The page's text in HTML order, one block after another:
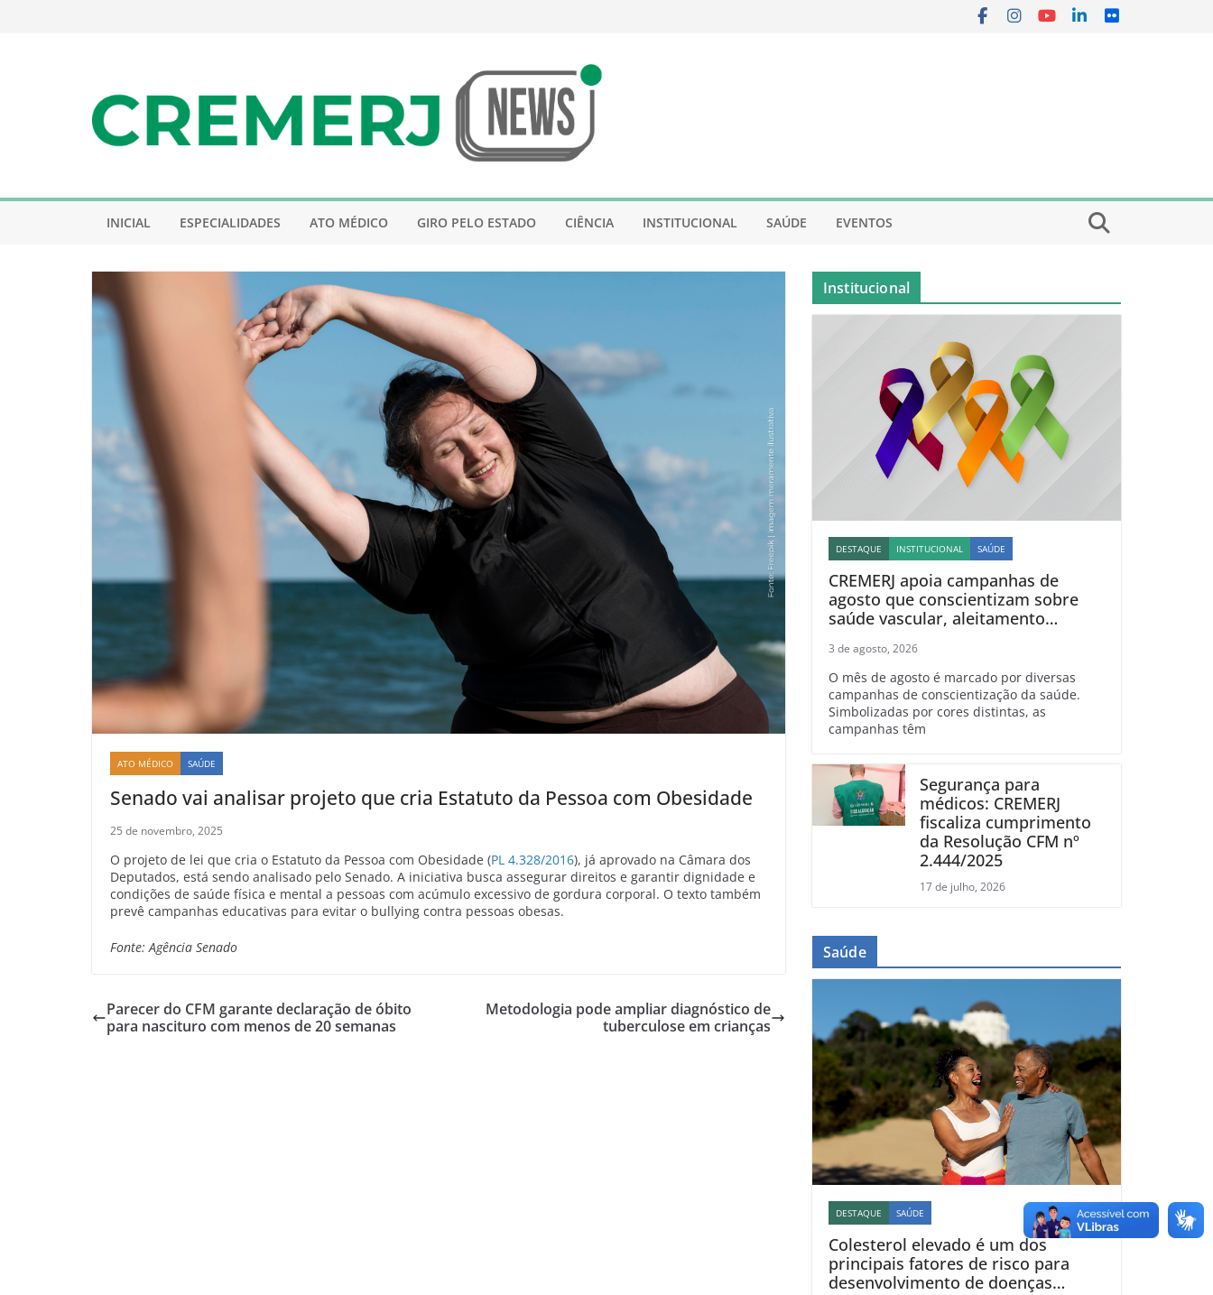
INICIAL ESPECIALIDADES ATO MÉDICO GIRO PELO ESTADO CIÊNCIA INSTITUCIONAL SAÚDE EVENTOS
ATO MÉDICO SAÚDE
Senado vai analisar projeto que cria Estatuto da Pessoa com Obesidade
25 de novembro, 2025
O projeto de lei que cria o Estatuto da Pessoa com Obesidade (PL 4.328/2016), já aprovado na Câmara dos
Deputados, está sendo analisado pelo Senado. A iniciativa busca assegurar direitos e garantir dignidade e
condições de saúde física e mental a pessoas com acúmulo excessivo de gordura corporal. O texto também
prevê campanhas educativas para evitar o bullying contra pessoas obesas.
Fonte: Agência Senado
Parecer do CFM garante declaração de óbito
para nascituro com menos de 20 semanas
Metodologia pode ampliar diagnóstico de
tuberculose em crianças
Institucional
DESTAQUE INSTITUCIONAL SAÚDE
CREMERJ apoia campanhas de
agosto que conscientizam sobre
saúde vascular, aleitamento
linfoma
3 de agosto, 2026
O mês de agosto é marcado por diversas
campanhas de conscientização da saúde.
Simbolizadas por cores distintas, as
campanhas têm
Segurança para
médicos: CREMERJ
fiscaliza cumprimento
da Resolução CFM nº
2.444/2025
17 de julho, 2026
Saúde
DESTAQUE SAÚDE
Colesterol elevado é um dos
principais fatores de risco para
desenvolvimento de doenças